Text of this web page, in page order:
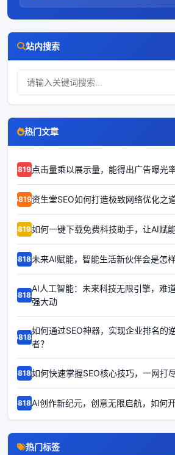
站内搜索
热门文章
68192点击量乘以展示量，能得出广告曝光
68191资生堂SEO如何打造极致网络优化之道
68190如何一键下载免费科技助手，让AI赋
68189未来AI赋能，智能生活新伙伴会是怎
68188
AI人工智能：未来科技无限引擎，难
强大动
68187
如何通过SEO神器，实现企业排名的
者？
68186如何快速掌握SEO核心技巧，一网打
68185AI创作新纪元，创意无限启航，如何
热门标签